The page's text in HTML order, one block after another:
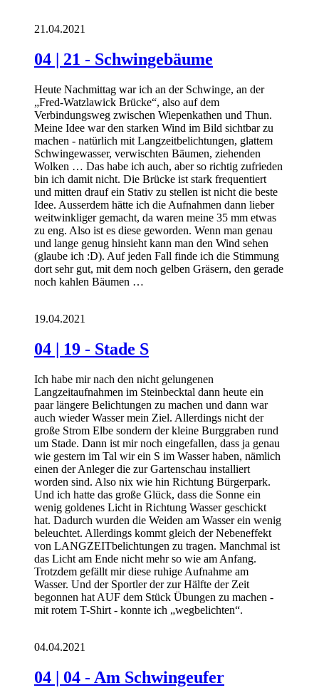
21.04.2021
04 | 21 - Schwingebäume
Heute Nachmittag war ich an der Schwinge, an der
„Fred-Watzlawick Brücke“, also auf dem
Verbindungsweg zwischen Wiepenkathen und Thun.
Meine Idee war den starken Wind im Bild sichtbar zu
machen - natürlich mit Langzeitbelichtungen, glattem
Schwingewasser, verwischten Bäumen, ziehenden
Wolken … Das habe ich auch, aber so richtig zufrieden
bin ich damit nicht. Die Brücke ist stark frequentiert
und mitten drauf ein Stativ zu stellen ist nicht die beste
Idee. Ausserdem hätte ich die Aufnahmen dann lieber
weitwinkliger gemacht, da waren meine 35 mm etwas
zu eng. Also ist es diese geworden. Wenn man genau
und lange genug hinsieht kann man den Wind sehen
(glaube ich :D). Auf jeden Fall finde ich die Stimmung
dort sehr gut, mit dem noch gelben Gräsern, den gerade
noch kahlen Bäumen …
19.04.2021
04 | 19 - Stade S
Ich habe mir nach den nicht gelungenen
Langzeitaufnahmen im Steinbecktal dann heute ein
paar längere Belichtungen zu machen und dann war
auch wieder Wasser mein Ziel. Allerdings nicht der
große Strom Elbe sondern der kleine Burggraben rund
um Stade. Dann ist mir noch eingefallen, dass ja genau
wie gestern im Tal wir ein S im Wasser haben, nämlich
einen der Anleger die zur Gartenschau installiert
worden sind. Also nix wie hin Richtung Bürgerpark.
Und ich hatte das große Glück, dass die Sonne ein
wenig goldenes Licht in Richtung Wasser geschickt
hat. Dadurch wurden die Weiden am Wasser ein wenig
beleuchtet. Allerdings kommt gleich der Nebeneffekt
von LANGZEITbelichtungen zu tragen. Manchmal ist
das Licht am Ende nicht mehr so wie am Anfang.
Trotzdem gefällt mir diese ruhige Aufnahme am
Wasser. Und der Sportler der zur Hälfte der Zeit
begonnen hat AUF dem Stück Übungen zu machen -
mit rotem T-Shirt - konnte ich „wegbelichten“.
04.04.2021
04 | 04 - Am Schwingeufer